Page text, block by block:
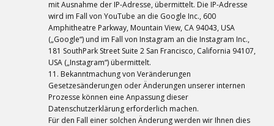
mit Ausnahme der IP-Adresse, übermittelt. Die IP-Adresse
wird im Fall von YouTube an die Google Inc., 600
Amphitheatre Parkway, Mountain View, CA 94043, USA
(„Google“) und im Fall von Instagram an die Instagram Inc.,
181 SouthPark Street Suite 2 San Francisco, California 94107,
USA („Instagram“) übermittelt.
11. Bekanntmachung von Veränderungen
Gesetzesänderungen oder Änderungen unserer internen
Prozesse können eine Anpassung dieser
Datenschutzerklärung erforderlich machen.
Für den Fall einer solchen Änderung werden wir Ihnen dies